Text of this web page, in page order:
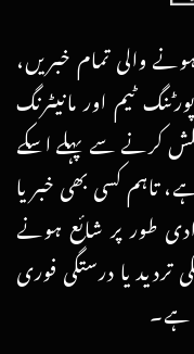
والی تمام خبریں،
ٹیم اور مانیٹرنگ
کرنے سے پہلے اسکے
تاہم کسی بھی خبر یا
طور پر شائع ہونے
یا درستگی فوری
ہے۔